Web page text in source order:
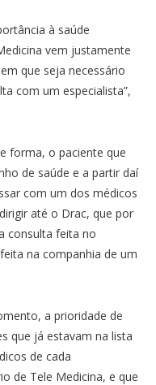
à saúde
vem justamente
que seja necessário
com um especialista”,
forma, o paciente que
de saúde e a partir daí
com um dos médicos
até o Drac, que por
consulta feita no
na companhia de um
a prioridade de
que já estavam na lista
de cada
de Tele Medicina, e que